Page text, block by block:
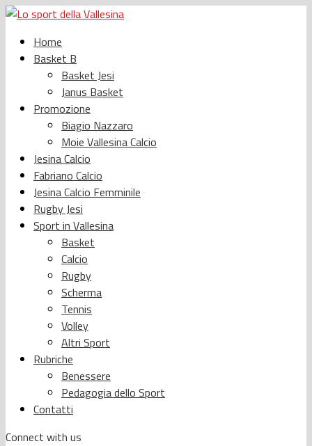
Home
Basket B
Basket Jesi
Janus Basket
Promozione
Biagio Nazzaro
Moie Vallesina Calcio
Jesina Calcio
Fabriano Calcio
Jesina Calcio Femminile
Rugby Jesi
Sport in Vallesina
Basket
Calcio
Rugby
Scherma
Tennis
Volley
Altri Sport
Rubriche
Benessere
Pedagogia dello Sport
Contatti
Connect with us